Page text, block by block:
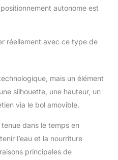
autonome est
réellement avec ce type de
mais un élément
silhouette, une hauteur, un
via le bol amovible.
dans le temps en
l’eau et la nourriture
principales de